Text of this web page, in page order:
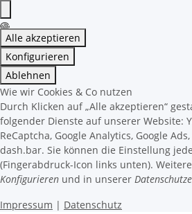
Alle akzeptieren
Konfigurieren
Ablehnen
Wie wir Cookies & Co nutzen
Durch Klicken auf „Alle akzeptieren“
folgender Dienste auf unserer Website:
ReCaptcha, Google Analytics, Google
dash.bar. Sie können die Einstellung
(Fingerabdruck-Icon links unten).
Konfigurieren und in unserer
Impressum | Datenschutz